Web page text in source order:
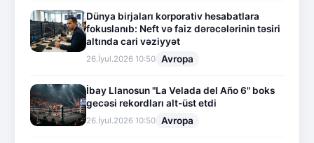
Dünya birjaları korporativ hesabatlara
fokuslanıb: Neft və faiz dərəcələrinin təsiri
altında cari vəziyyət
26.İyul.2026 10:50 Avropa
İbay Llanosun "La Velada del Año 6" boks
gecəsi rekordları alt-üst etdi
26.İyul.2026 10:50 Avropa